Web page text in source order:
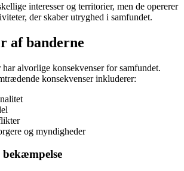
interesser og territorier, men de opererer
der skaber utryghed i samfundet.
af banderne
alvorlige konsekvenser for samfundet.
konsekvenser inkluderer:
og myndigheder
bekæmpelse